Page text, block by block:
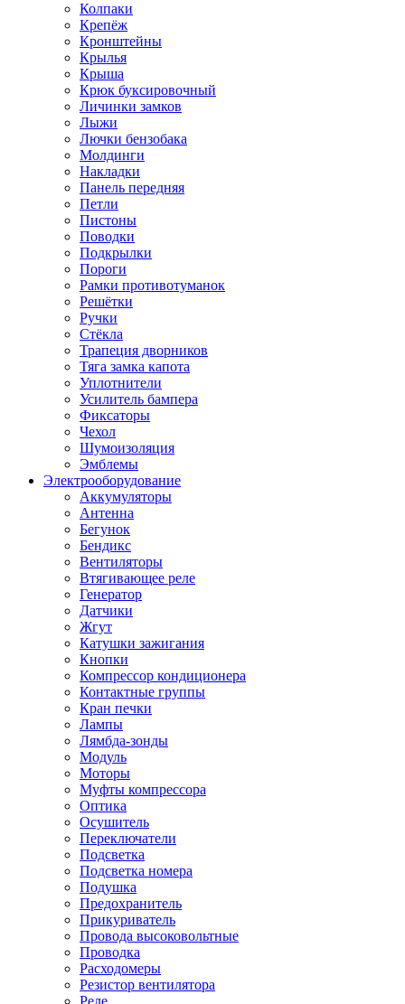
Колпаки
Крепёж
Кронштейны
Крылья
Крыша
Крюк буксировочный
Личинки замков
Лыжи
Лючки бензобака
Молдинги
Накладки
Панель передняя
Петли
Пистоны
Поводки
Подкрылки
Пороги
Рамки противотуманок
Решётки
Ручки
Стёкла
Трапеция дворников
Тяга замка капота
Уплотнители
Усилитель бампера
Фиксаторы
Чехол
Шумоизоляция
Эмблемы
Электрооборудование
Аккумуляторы
Антенна
Бегунок
Бендикс
Вентиляторы
Втягивающее реле
Генератор
Датчики
Жгут
Катушки зажигания
Кнопки
Компрессор кондиционера
Контактные группы
Кран печки
Лампы
Лямбда-зонды
Модуль
Моторы
Муфты компрессора
Оптика
Осушитель
Переключатели
Подсветка
Подсветка номера
Подушка
Предохранитель
Прикуриватель
Провода высоковольтные
Проводка
Расходомеры
Резистор вентилятора